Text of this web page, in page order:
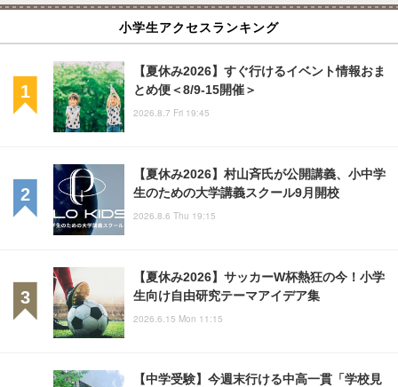
小学生アクセスランキング
【夏休み2026】すぐ行けるイベント情報おま
とめ便＜8/9-15開催＞
2026.8.7 Fri 19:45
【夏休み2026】村山斉氏が公開講義、小中学
生のための大学講義スクール9月開校
2026.8.6 Thu 19:15
【夏休み2026】サッカーW杯熱狂の今！小学
生向け自由研究テーマアイデア集
2026.6.15 Mon 11:15
【中学受験】今週末行ける中高一貫「学校見